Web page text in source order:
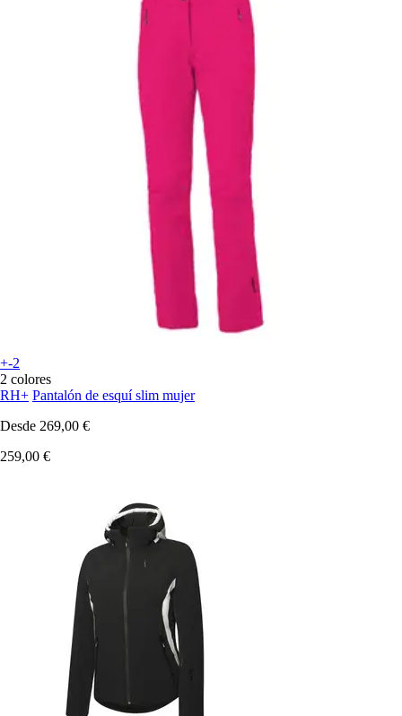
+-2
2 colores
RH+ Pantalón de esquí slim mujer
Desde 269,00 €
259,00 €